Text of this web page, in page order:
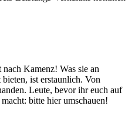
Kamenz! Was sie an
ist erstaunlich. Von
Leute, bevor ihr euch auf
bitte hier umschauen!